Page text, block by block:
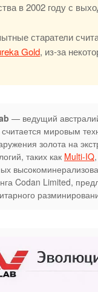
в 2002 году с
старатели
Gold, из-за
— ведущий
считается мировым
золота на
таких как Multi-IQ,
Codan Limited,